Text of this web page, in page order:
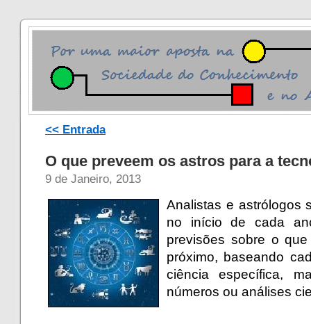
<< Entrada
O que preveem os astros para a
9 de Janeiro, 2013
Analistas e astrólogos
no início de cada
previsões sobre o
próximo, baseando
ciência específica,
números ou análises